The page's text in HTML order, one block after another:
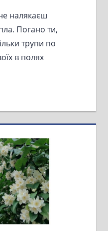
налякаєш
Погано ти,
трупи по
в полях